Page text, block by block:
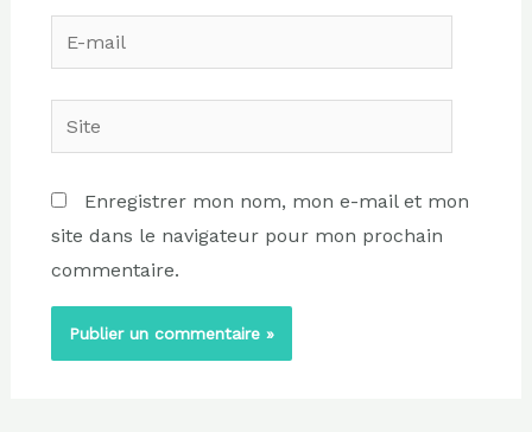
E-
mail
Site
Enregistrer mon nom, mon e-mail et mon
site dans le navigateur pour mon prochain
commentaire.